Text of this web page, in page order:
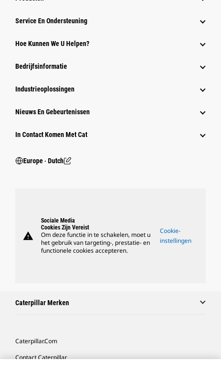
Service En Ondersteuning
Hoe Kunnen We U Helpen?
Bedrijfsinformatie
Industrieoplossingen
Nieuws En Gebeurtenissen
In Contact Komen Met Cat
Europe ‧ Dutch
warning
Sociale Media
Cookies Zijn Vereist
Om deze functie in te schakelen, moet u
het gebruik van targeting-, prestatie- en
functionele cookies accepteren.
Cookie-
instellingen
Caterpillar Merken
Caterpillar.com
Contact Caterpillar